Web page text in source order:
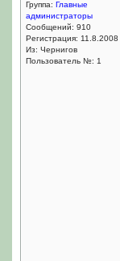
Группа: Главные
администраторы
Сообщений: 910
Регистрация: 11.8.2008
Из: Чернигов
Пользователь №: 1